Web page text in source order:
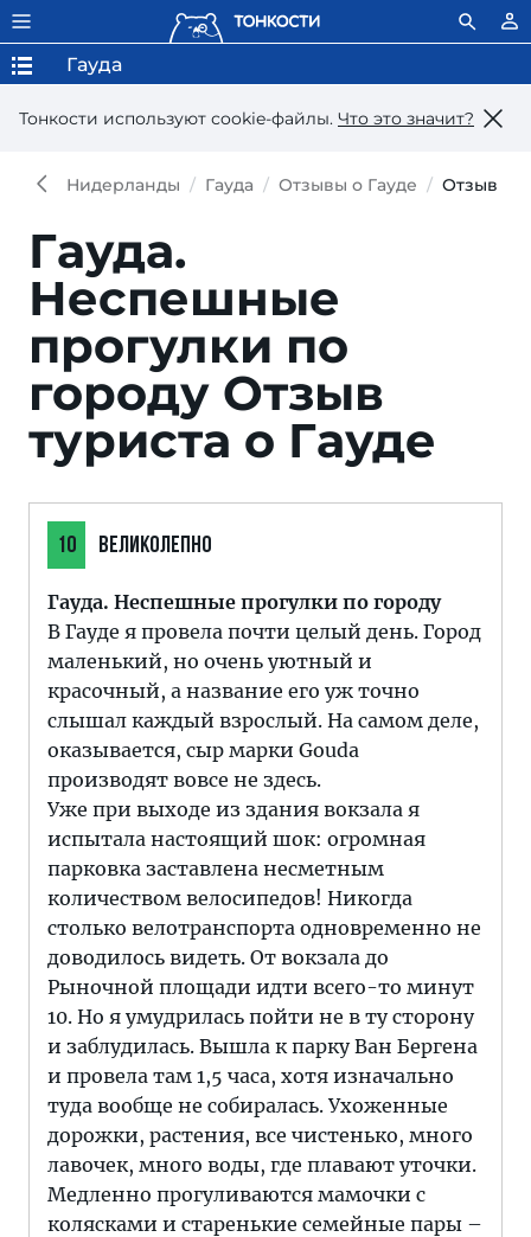
Тонкости используют сookie-файлы. Что это значит?
Гауда
Нидерланды Гауда Отзывы о Гауде Отзыв
Гауда.
Неспешные
прогулки по
городу Отзыв
туриста о Гауде
10 ВЕЛИКОЛЕПНО
Гауда. Неспешные прогулки по городу
В Гауде я провела почти целый день. Город
маленький, но очень уютный и
красочный, а название его уж точно
слышал каждый взрослый. На самом деле,
оказывается, сыр марки Gouda
производят вовсе не здесь.
Уже при выходе из здания вокзала я
испытала настоящий шок: огромная
парковка заставлена несметным
количеством велосипедов! Никогда
столько велотранспорта одновременно не
доводилось видеть. От вокзала до
Рыночной площади идти всего-то минут
10. Но я умудрилась пойти не в ту сторону
и заблудилась. Вышла к парку Ван Бергена
и провела там 1,5 часа, хотя изначально
туда вообще не собиралась. Ухоженные
дорожки, растения, все чистенько, много
лавочек, много воды, где плавают уточки.
Медленно прогуливаются мамочки с
колясками и старенькие семейные пары –